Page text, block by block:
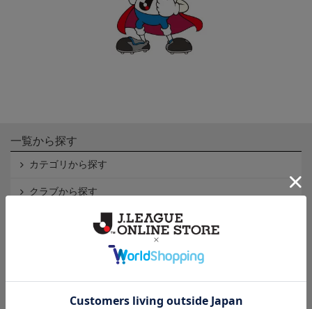
一覧から探す
カテゴリから探す
クラブから探す
Ｊ2
インフォメーション